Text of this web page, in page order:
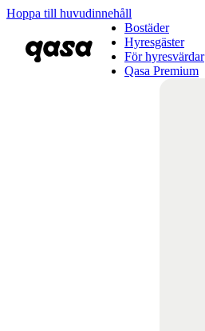
Hoppa till huvudinnehåll
Bostäder
Hyresgäster
För hyresvärdar
Qasa Premium